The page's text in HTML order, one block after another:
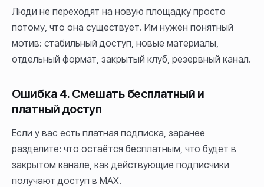
Люди не переходят на новую площадку просто
потому, что она существует. Им нужен понятный
мотив: стабильный доступ, новые материалы,
отдельный формат, закрытый клуб, резервный канал.
Ошибка 4. Смешать бесплатный и
платный доступ
Если у вас есть платная подписка, заранее
разделите: что остаётся бесплатным, что будет в
закрытом канале, как действующие подписчики
получают доступ в MAX.